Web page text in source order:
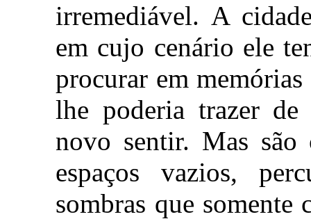
irremediável. A
em cujo cenário ele
procurar em
lhe poderia trazer
novo sentir. Mas são
espaços vazios,
sombras que somente